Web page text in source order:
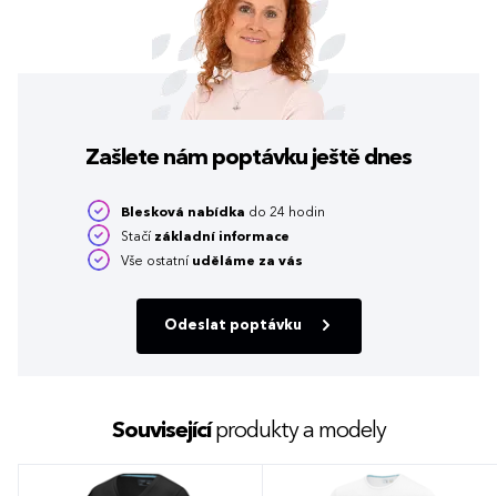
Zašlete nám poptávku ještě dnes
Blesková nabídka do 24 hodin
Stačí základní informace
Vše ostatní uděláme za vás
Odeslat poptávku
Souvisejícíprodukty a modely